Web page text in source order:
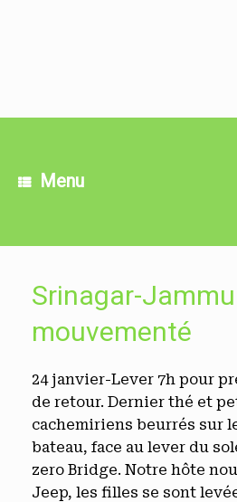
Menu
Srinagar-
mouvementé
24 janvier-Lever 7h pour
de retour. Dernier thé et
cachemiriens beurrés sur
bateau, face au lever du
zero Bridge. Notre hôte
Jeep, les filles se sont